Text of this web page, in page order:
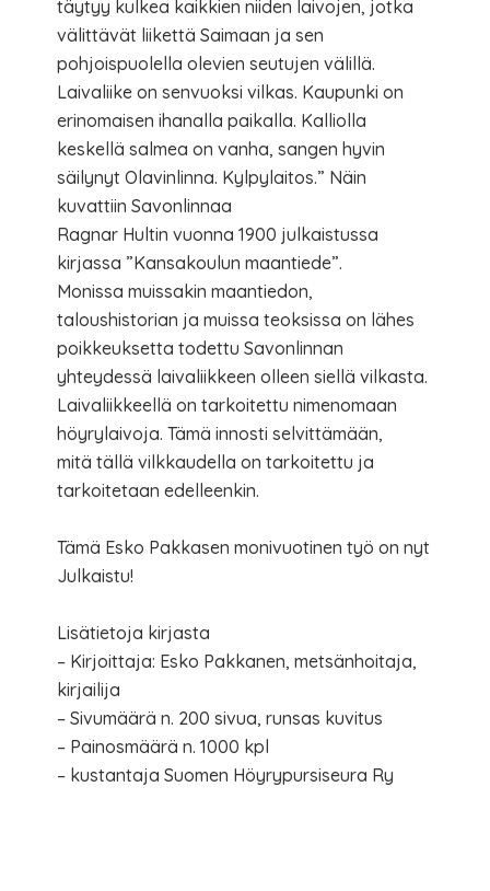
täytyy kulkea kaikkien niiden laivojen, jotka
välittävät liikettä Saimaan ja sen
pohjoispuolella olevien seutujen välillä.
Laivaliike on senvuoksi vilkas. Kaupunki on
erinomaisen ihanalla paikalla. Kalliolla
keskellä salmea on vanha, sangen hyvin
säilynyt Olavinlinna. Kylpylaitos.” Näin
kuvattiin Savonlinnaa
Ragnar Hultin vuonna 1900 julkaistussa
kirjassa ”Kansakoulun maantiede”.
Monissa muissakin maantiedon,
taloushistorian ja muissa teoksissa on lähes
poikkeuksetta todettu Savonlinnan
yhteydessä laivaliikkeen olleen siellä vilkasta.
Laivaliikkeellä on tarkoitettu nimenomaan
höyrylaivoja. Tämä innosti selvittämään,
mitä tällä vilkkaudella on tarkoitettu ja
tarkoitetaan edelleenkin.
Tämä Esko Pakkasen monivuotinen työ on nyt
Julkaistu!
Lisätietoja kirjasta
– Kirjoittaja: Esko Pakkanen, metsänhoitaja,
kirjailija
– Sivumäärä n. 200 sivua, runsas kuvitus
– Painosmäärä n. 1000 kpl
– kustantaja Suomen Höyrypursiseura Ry